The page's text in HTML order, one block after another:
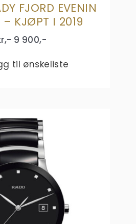
FJORD EVENIN
– KJØPT I 2019
9 900,-
til ønskeliste